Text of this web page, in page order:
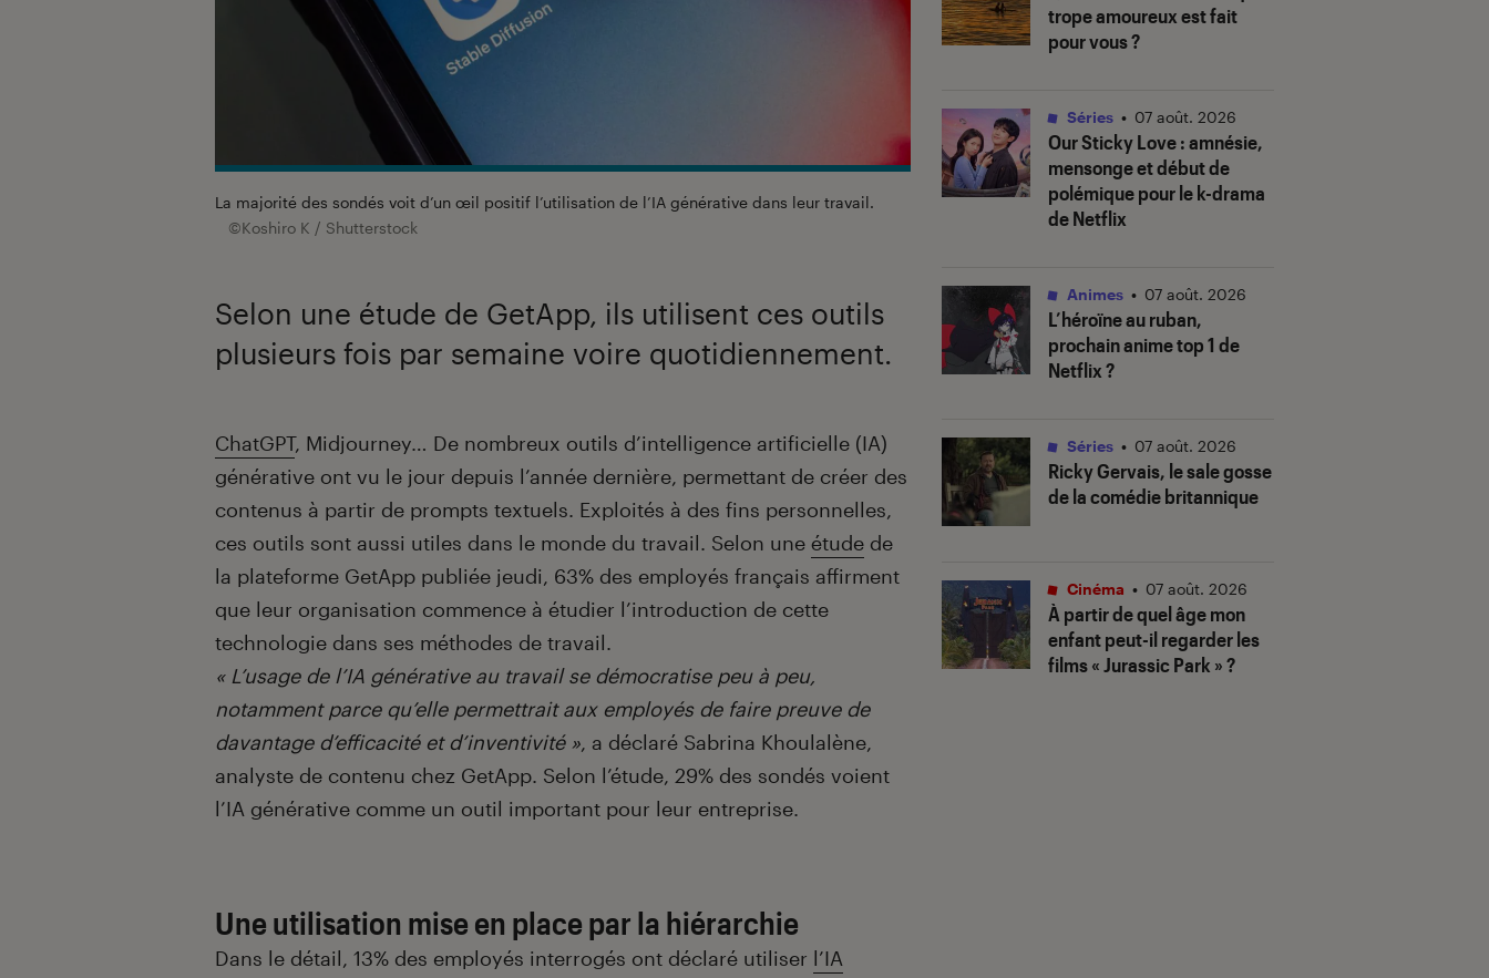
La majorité des sondés voit d’un œil positif l’utilisation de l’IA générative dans leur travail.
©Koshiro K / Shutterstock
Selon une étude de GetApp, ils utilisent ces outils
plusieurs fois par semaine voire quotidiennement.
Introduction
ChatGPT, Midjourney… De nombreux outils d’intelligence artificielle (IA)
générative ont vu le jour depuis l’année dernière, permettant de créer des
contenus à partir de prompts textuels. Exploités à des fins personnelles,
ces outils sont aussi utiles dans le monde du travail. Selon une étude de
la plateforme GetApp publiée jeudi, 63% des employés français affirment
que leur organisation commence à étudier l’introduction de cette
technologie dans ses méthodes de travail.
« L’usage de l’IA générative au travail se démocratise peu à peu,
notamment parce qu’elle permettrait aux employés de faire preuve de
davantage d’efficacité et d’inventivité », a déclaré Sabrina Khoulalène,
analyste de contenu chez GetApp. Selon l’étude, 29% des sondés voient
l’IA générative comme un outil important pour leur entreprise.
Une utilisation mise en place par la hiérarchie
Dans le détail, 13% des employés interrogés ont déclaré utiliser l’IA
trope amoureux est fait
pour vous ?
Our Sticky Love: amnésie,
mensonge et début de
polémique pour le k-drama
de Netflix
Séries • 07 août. 2026
L’héroïne au ruban,
prochain anime top 1 de
Netflix ?
Animes • 07 août. 2026
Ricky Gervais, le sale gosse
de la comédie britannique
Séries • 07 août. 2026
À partir de quel âge mon
enfant peut-il regarder les
films « Jurassic Park » ?
Cinéma • 07 août. 2026